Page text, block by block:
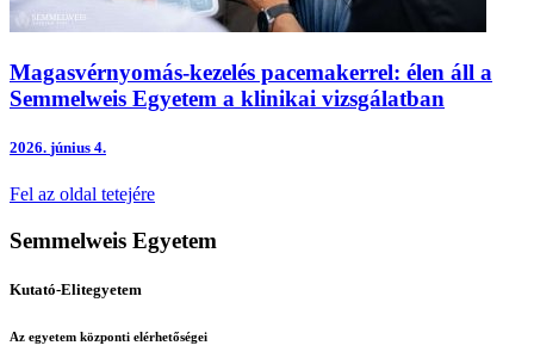
Magasvérnyomás-kezelés pacemakerrel: élen áll a
Semmelweis Egyetem a klinikai vizsgálatban
2026. június 4.
Fel az oldal tetejére
Semmelweis Egyetem
Kutató-Elitegyetem
Az egyetem központi elérhetőségei